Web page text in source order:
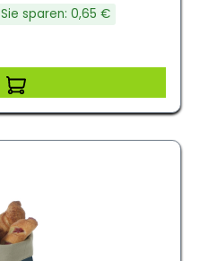
Sie sparen: 0,65 €